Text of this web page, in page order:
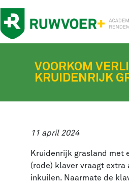
VOORKOM
KRUIDENRIJK
11 april 2024
Kruidenrijk grasland met
(rode) klaver vraagt extra
inkuilen. Naarmate de